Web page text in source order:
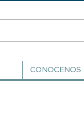
CONOCENOS